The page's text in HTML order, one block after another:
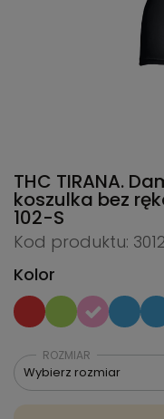
THC TIRANA.
koszulka bez
102-S
Kod produktu:
Kolor
ROZMIAR
Wybierz rozmiar